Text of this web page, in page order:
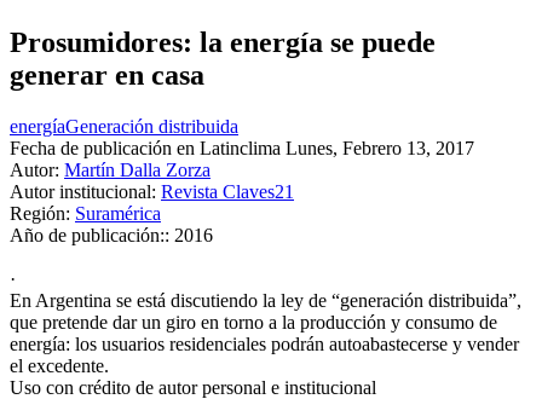
Prosumidores: la energía se puede
generar en casa
energíaGeneración distribuida
Fecha de publicación en Latinclima Lunes, Febrero 13, 2017
Autor: Martín Dalla Zorza
Autor institucional: Revista Claves21
Región: Suramérica
Año de publicación:: 2016
·
En Argentina se está discutiendo la ley de “generación distribuida”,
que pretende dar un giro en torno a la producción y consumo de
energía: los usuarios residenciales podrán autoabastecerse y vender
el excedente.
Uso con crédito de autor personal e institucional